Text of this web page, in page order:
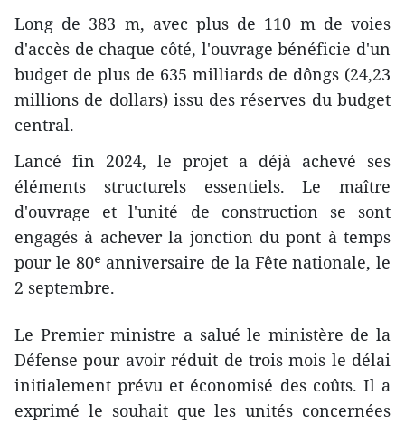
Long de 383 m, avec plus de 110 m de voies
d'accès de chaque côté, l'ouvrage bénéficie d'un
budget de plus de 635 milliards de dôngs (24,23
millions de dollars) issu des réserves du budget
central.
Lancé fin 2024, le projet a déjà achevé ses
éléments structurels essentiels. Le maître
d'ouvrage et l'unité de construction se sont
engagés à achever la jonction du pont à temps
pour le 80ᵉ anniversaire de la Fête nationale, le
2 septembre.
Le Premier ministre a salué le ministère de la
Défense pour avoir réduit de trois mois le délai
initialement prévu et économisé des coûts. Il a
exprimé le souhait que les unités concernées